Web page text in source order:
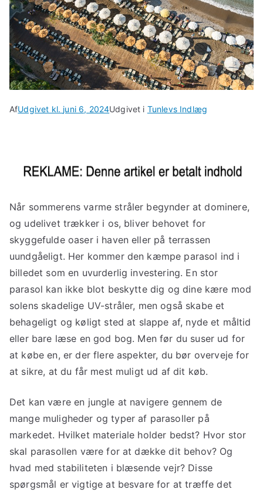
AfUdgivet kl. juni 6, 2024Udgivet i Tunlevs Indlæg
Når sommerens varme stråler begynder at dominere,
og udelivet trækker i os, bliver behovet for
skyggefulde oaser i haven eller på terrassen
uundgåeligt. Her kommer den kæmpe parasol ind i
billedet som en uvurderlig investering. En stor
parasol kan ikke blot beskytte dig og dine kære mod
solens skadelige UV-stråler, men også skabe et
behageligt og køligt sted at slappe af, nyde et måltid
eller bare læse en god bog. Men før du suser ud for
at købe en, er der flere aspekter, du bør overveje for
at sikre, at du får mest muligt ud af dit køb.
Det kan være en jungle at navigere gennem de
mange muligheder og typer af parasoller på
markedet. Hvilket materiale holder bedst? Hvor stor
skal parasollen være for at dække dit behov? Og
hvad med stabiliteten i blæsende vejr? Disse
spørgsmål er vigtige at besvare for at træffe det